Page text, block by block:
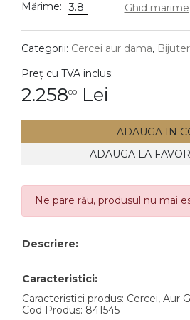
DIAMANTE
Cercei
Accesorii
TIP METAL
Aur galben
Aur alb
Aur roz
Mărime: 3.8 Ghid marime
Categorii: Cercei aur dama,
Preț cu TVA inclus:
2.25800 Lei
ADAUGA IN
ADAUGA LA
Ne pare rău, produsul nu mai
Descriere:
Caracteristici:
Caracteristici produs: Cercei, Aur
Cod Produs: 841545